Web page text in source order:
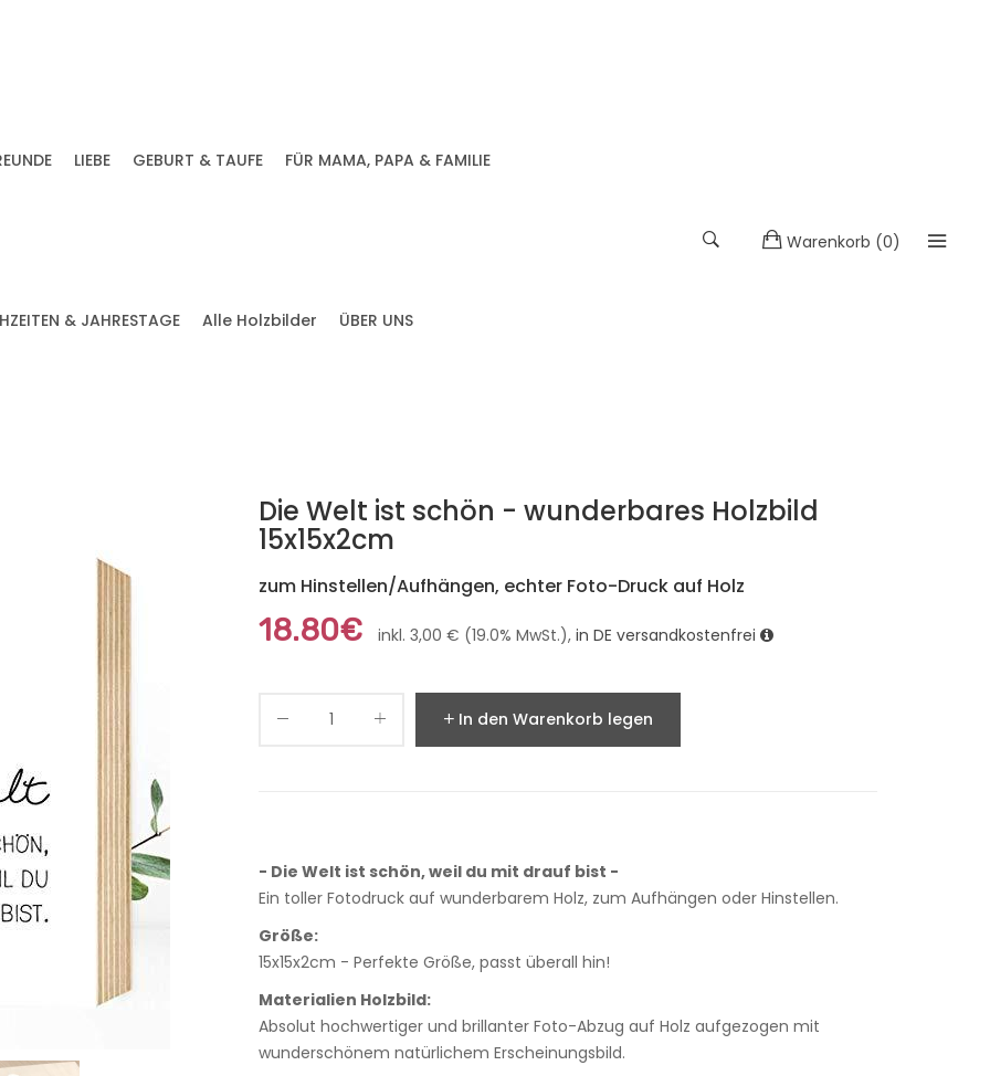
LIEBE GEBURT & TAUFE FÜR MAMA, PAPA & FAMILIE
& JAHRESTAGE Alle Holzbilder ÜBER UNS
Warenkorb (0)
Die Welt ist schön - wunderbares Holzbild
15x15x2cm
zum Hinstellen/Aufhängen, echter Foto-Druck auf Holz
18.80€ inkl. 3,00 € (19.0% MwSt.), in DE versandkostenfrei
In den Warenkorb legen
- Die Welt ist schön, weil du mit drauf bist -
Ein toller Fotodruck auf wunderbarem Holz, zum Aufhängen oder Hinstellen.
Größe:
15x15x2cm - Perfekte Größe, passt überall hin!
Materialien Holzbild:
Absolut hochwertiger und brillanter Foto-Abzug auf Holz aufgezogen mit
wunderschönem natürlichem Erscheinungsbild.